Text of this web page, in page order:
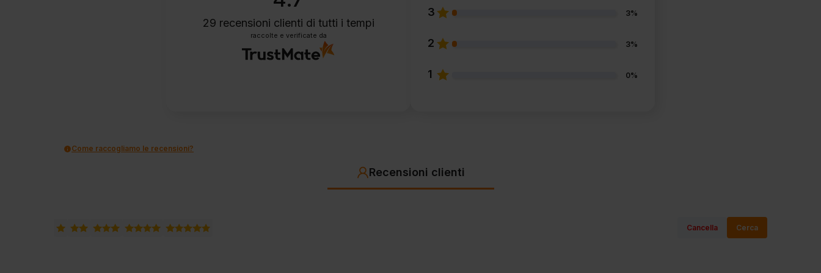
29 recensioni clienti di tutti i tempi
raccolte e verificate da
3 3%
2 3%
1 0%
Come raccogliamo le recensioni?
Recensioni clienti
Cancella Cerca